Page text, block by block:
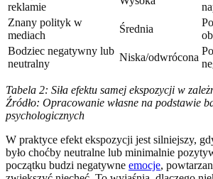
reklamie
Znany polityk w
mediach
Średnia
Bodziec negatywny lub
neutralny
Niska/odwrócona
Tabela 2: Siła efektu samej ekspozycji w
Źródło: Opracowanie własne na podstawie
psychologicznych
W praktyce efekt ekspozycji jest silniejszy,
było choćby neutralne lub minimalnie
początku budzi negatywne emocje,